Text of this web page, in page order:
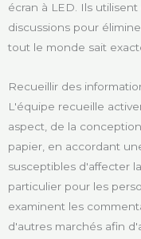
écran à LED. Ils
discussions pour
tout le monde sait
Recueillir des
L'équipe recueille
aspect, de la
papier, en accordant
susceptibles d'affecter
particulier pour les
examinent les
d'autres marchés afin